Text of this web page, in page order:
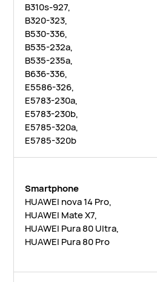
B310s-927,
B320-323,
B530-336,
B535-232a,
B535-235a,
B636-336,
E5586-326,
E5783-230a,
E5783-230b,
E5785-320a,
E5785-320b
Smartphone
HUAWEI nova 14 Pro,
HUAWEI Mate X7,
HUAWEI Pura 80 Ultra,
HUAWEI Pura 80 Pro